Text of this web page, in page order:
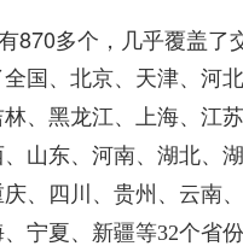
多个，几乎覆盖了
全国、北京、天津、河
、黑龙江、上海、江
山东、河南、湖北、湖
、四川、贵州、云南
宁夏、新疆等32个省